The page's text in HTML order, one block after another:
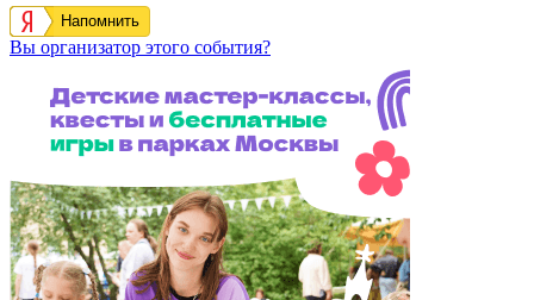
Напомнить
Вы организатор этого события?